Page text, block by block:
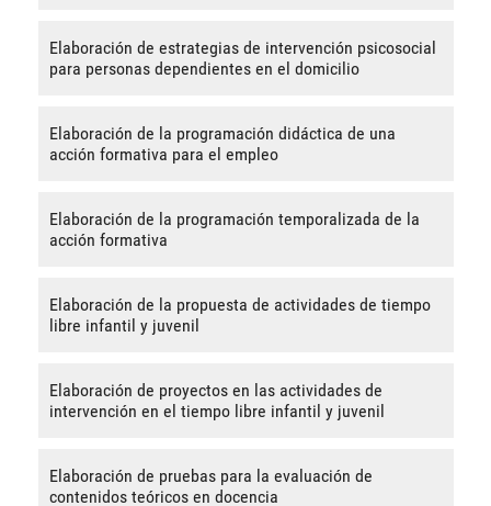
Elaboración de estrategias de intervención psicosocial
para personas dependientes en el domicilio
Elaboración de la programación didáctica de una
acción formativa para el empleo
Elaboración de la programación temporalizada de la
acción formativa
Elaboración de la propuesta de actividades de tiempo
libre infantil y juvenil
Elaboración de proyectos en las actividades de
intervención en el tiempo libre infantil y juvenil
Elaboración de pruebas para la evaluación de
contenidos teóricos en docencia